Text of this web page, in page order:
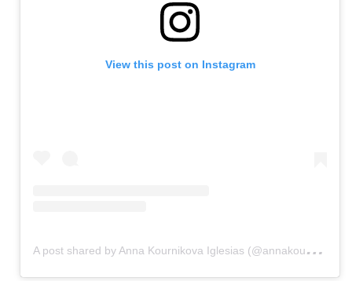
View this post on Instagram
A
post shared by Anna Kournikova Iglesias (@annakournikova)